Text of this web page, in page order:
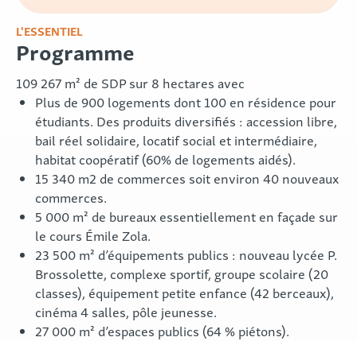
L'ESSENTIEL
Programme
109 267 m² de SDP sur 8 hectares avec
Plus de 900 logements dont 100 en résidence pour
étudiants. Des produits diversifiés : accession libre,
bail réel solidaire, locatif social et intermédiaire,
habitat coopératif (60% de logements aidés).
15 340 m2 de commerces soit environ 40 nouveaux
commerces.
5 000 m² de bureaux essentiellement en façade sur
le cours Émile Zola.
23 500 m² d’équipements publics : nouveau lycée P.
Brossolette, complexe sportif, groupe scolaire (20
classes), équipement petite enfance (42 berceaux),
cinéma 4 salles, pôle jeunesse.
27 000 m² d’espaces publics (64 % piétons).